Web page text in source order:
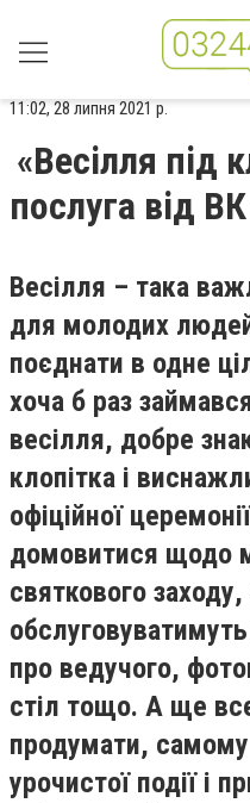
11:02, 28 липня 2021 р.
«Весілля під
послуга від
Весілля – така
для молодих
поєднати в одне
хоча б раз
весілля, добре
клопітка і
офіційної
домовитися щодо
святкового заходу,
про ведучого,
стіл тощо. А ще
продумати,
урочистої події і